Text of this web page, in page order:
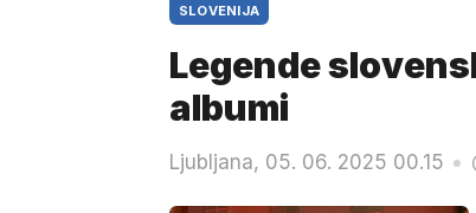
SLOVENIJA
Legende
albumi
Ljubljana, 05. 06. 2025 00.15